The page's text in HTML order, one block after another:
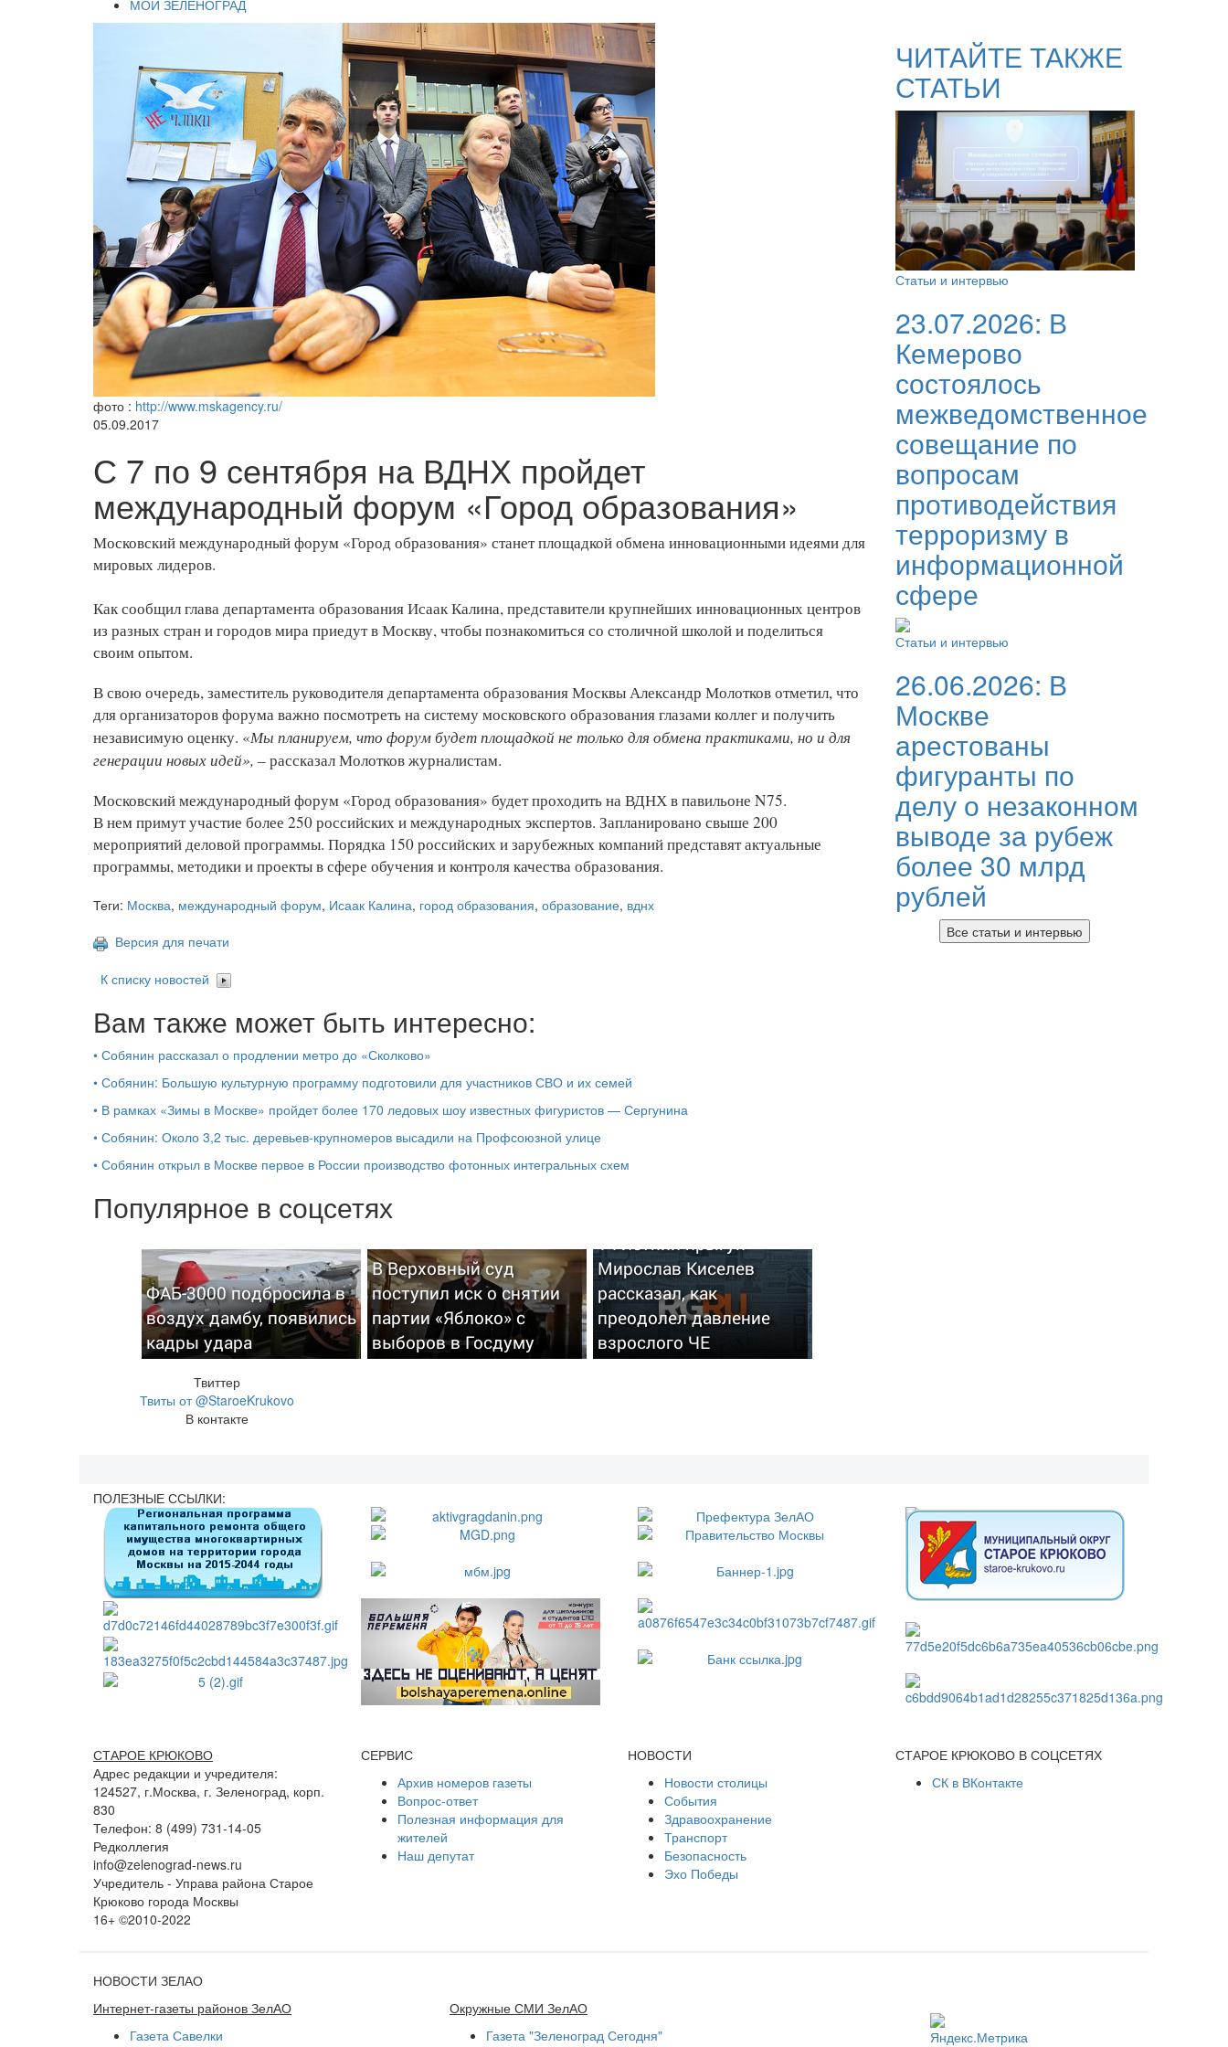
МОЙ ЗЕЛЕНОГРАД
фото : http://www.mskagency.ru/
05.09.2017
С 7 по 9 сентября на ВДНХ пройдет
международный форум «Город образования»
Московский международный форум «Город образования» станет площадкой обмена инновационными идеями для
мировых лидеров.
Как сообщил глава департамента образования Исаак Калина, представители крупнейших инновационных центров
из разных стран и городов мира приедут в Москву, чтобы познакомиться со столичной школой и поделиться
своим опытом.
В свою очередь, заместитель руководителя департамента образования Москвы Александр Молотков отметил, что
для организаторов форума важно посмотреть на систему московского образования глазами коллег и получить
независимую оценку. «Мы планируем, что форум будет площадкой не только для обмена практиками, но и для
генерации новых идей», – рассказал Молотков журналистам.
Московский международный форум «Город образования» будет проходить на ВДНХ в павильоне N75.
В нем примут участие более 250 российских и международных экспертов. Запланировано свыше 200
мероприятий деловой программы. Порядка 150 российских и зарубежных компаний представят актуальные
программы, методики и проекты в сфере обучения и контроля качества образования.
Теги: Москва, международный форум, Исаак Калина, город образования, образование, вднх
Версия для печати
К списку новостей
Вам также может быть интересно:
• Собянин рассказал о продлении метро до «Сколково»
• Собянин: Большую культурную программу подготовили для участников СВО и их семей
• В рамках «Зимы в Москве» пройдет более 170 ледовых шоу известных фигуристов — Сергунина
• Собянин: Около 3,2 тыс. деревьев-крупномеров высадили на Профсоюзной улице
• Собянин открыл в Москве первое в России производство фотонных интегральных схем
Популярное в соцсетях
ФАБ-3000 подбросила в
воздух дамбу, появились
кадры удара
В Верховный суд
поступил иск о снятии
партии «Яблоко» с
выборов в Госдуму
Мирослав Киселев
рассказал, как
преодолел давление
взрослого ЧЕ
Твиттер
Твиты от @StaroeKrukovo
В контакте
ЧИТАЙТЕ ТАКЖЕ
СТАТЬИ
Статьи и интервью
23.07.2026: В
Кемерово
состоялось
межведомственное
совещание по
вопросам
противодействия
терроризму в
информационной
сфере
Статьи и интервью
26.06.2026: В
Москве
арестованы
фигуранты по
делу о незаконном
выводе за рубеж
более 30 млрд
рублей
Все статьи и интервью
ПОЛЕЗНЫЕ ССЫЛКИ:
СТАРОЕ КРЮКОВО
Адрес редакции и учредителя:
124527, г.Москва, г. Зеленоград, корп.
830
Телефон: 8 (499) 731-14-05
Редколлегия
info@zelenograd-news.ru
Учредитель - Управа района Старое
Крюково города Москвы
16+ ©2010-2022
СЕРВИС
Архив номеров газеты
Вопрос-ответ
Полезная информация для
жителей
Наш депутат
НОВОСТИ
Новости столицы
События
Здравоохранение
Транспорт
Безопасность
Эхо Победы
СТАРОЕ КРЮКОВО В СОЦСЕТЯХ
СК в ВКонтакте
НОВОСТИ ЗЕЛАО
Интернет-газеты районов ЗелАО
Газета Савелки
Окружные СМИ ЗелАО
Газета "Зеленоград Сегодня"